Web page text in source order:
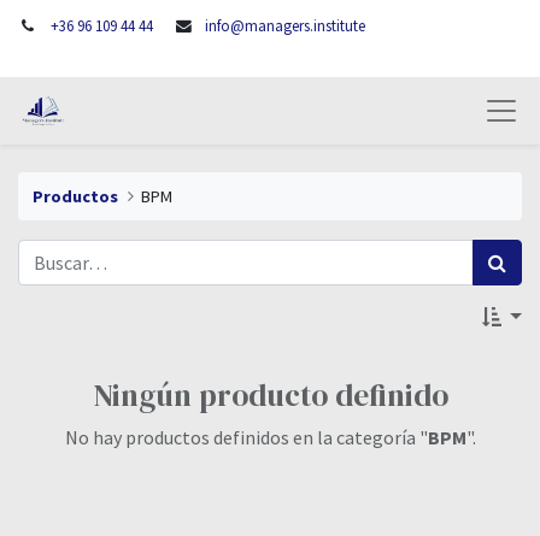
+36 96 109 44 44 info@managers.institute
Productos BPM
Ningún producto definido
No hay productos definidos en la categoría "BPM".